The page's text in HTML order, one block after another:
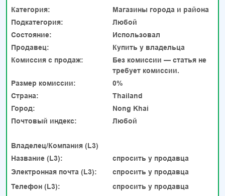
Категория:
Магазины города и района
Подкатегория:
Любой
Состояние:
Использовал
Продавец:
Купить у владельца
Комиссия с продаж:
Без комиссии — статья не
требует комиссии.
Размер комиссии:
0%
Страна:
Thailand
Город:
Nong Khai
Почтовый индекс:
Любой
Владелец/Компания (L3)
Название (L3):
спросить у продавца
Электронная почта (L3):
спросить у продавца
Телефон (L3):
спросить у продавца